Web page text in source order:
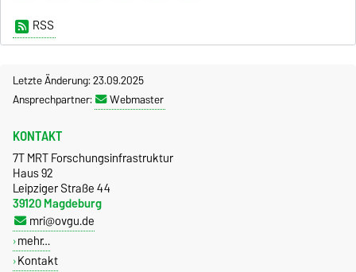
RSS
Letzte Änderung: 23.09.2025
Ansprechpartner:
Webmaster
KONTAKT
7T MRT Forschungsinfrastruktur
Haus 92
Leipziger Straße 44
39120 Magdeburg
mri@ovgu.de
mehr…
Kontakt